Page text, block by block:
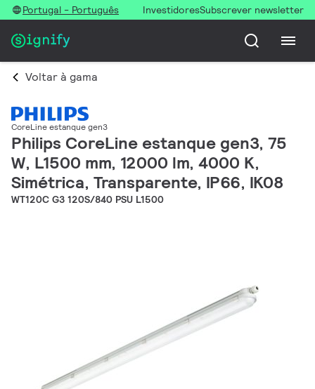
Portugal - Português InvestidoresSubscrever newsletter
Voltar à gama
CoreLine estanque gen3
Philips CoreLine estanque gen3, 75
W, L1500 mm, 12000 lm, 4000 K,
Simétrica, Transparente, IP66, IK08
WT120C G3 120S/840 PSU L1500